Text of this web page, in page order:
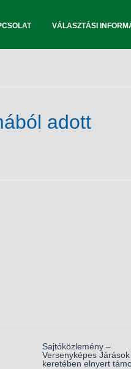
VÁLASZTÁSI
adott
Sajtóközlemény –
Versenyképes
keretében elnyert
Álláshirdetés –
vezető